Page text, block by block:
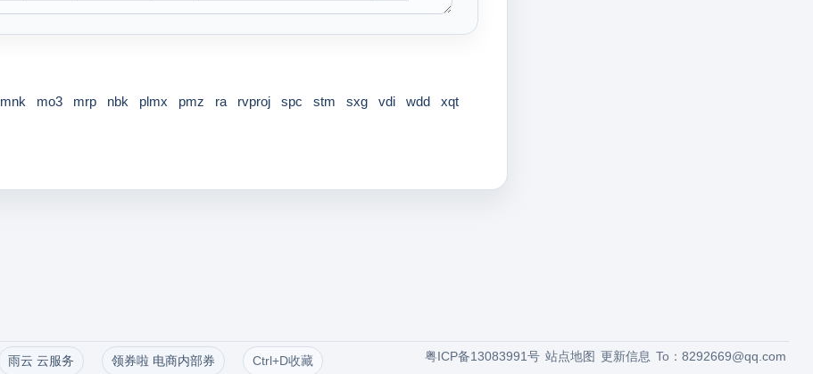
mnk mo3 mrp nbk plmx pmz ra rvproj spc stm sxg vdi wdd
xqt
雨云 云服务 领券啦 电商内部券 Ctrl+D收藏 To：8292669@qq.com
更新信息
站点地图
粤ICP备13083991号